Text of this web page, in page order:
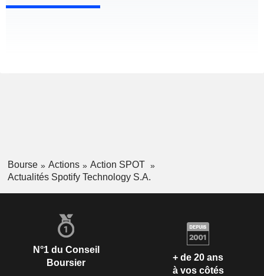
Bourse Actions
Action SPOT
Actualités Spotify Technology S.A.
N°1 du Conseil
Boursier
+ de 20 ans
à vos côtés